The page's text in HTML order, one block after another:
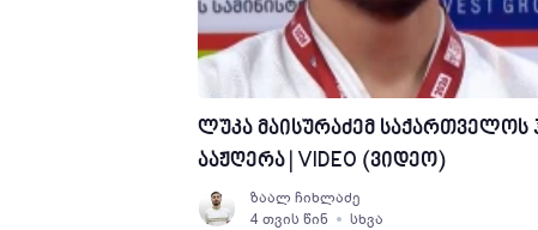
ლუკა მაისურაძემ საქართველოს
ააჟღერა | VIDEO (ვიდეო)
ზაალ ჩიხლაძე
4 თვის წინ
სხვა